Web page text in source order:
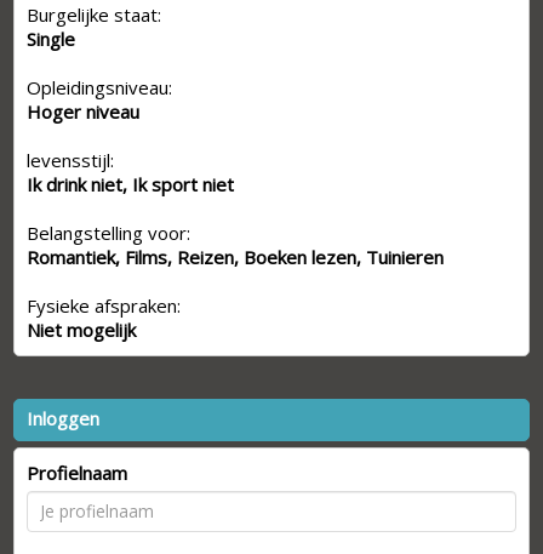
Burgelijke staat:
Single
Opleidingsniveau:
Hoger niveau
levensstijl:
Ik drink niet, Ik sport niet
Belangstelling voor:
Romantiek, Films, Reizen, Boeken lezen, Tuinieren
Fysieke afspraken:
Niet mogelijk
Inloggen
Profielnaam